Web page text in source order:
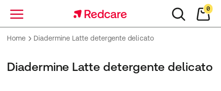
Menu
0
Home Diadermine Latte detergente delicato
Diadermine Latte detergente delicato